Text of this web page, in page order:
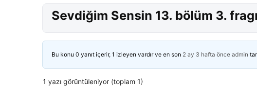
Sevdiğim Sensin 13. bölüm 3.
Bu konu 0 yanıt içerir, 1 izleyen vardır ve en son 2 ay 3 hafta önce admin
1 yazı görüntüleniyor (toplam 1)